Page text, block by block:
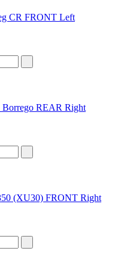
CR FRONT Left
REAR Right
(XU30) FRONT Right